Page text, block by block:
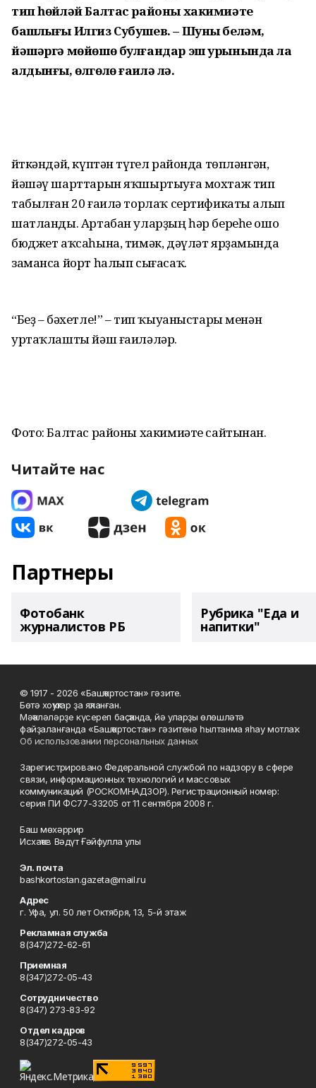
тип һөйләй Балтас районы хакимиәте
башлығы Илгиз Субушев. – Шуны беләм,
йәшәргә мөйөшө булғандар эш урынында ла
алдынғы, өлгөлө ғаилә лә.
Әйткәндәй, күптән түгел районда төпләнгән,
йәшәү шарттарын яҡшыртыуға мохтаж тип
табылған 20 ғаилә торлаҡ сертификаты алып
шатланды. Артабан уларҙың һәр береһе ошо
бюджет аҡсаһына, тимәк, дәүләт ярҙамында
заманса йорт һалып сығасаҡ.
“Беҙ – бәхетле!” – тип ҡыуаныстары менән
уртаҡлашты йәш ғаиләләр.
Фото: Балтас районы хакимиәте сайтынан.
Читайте нас
Партнеры
Фотобанк
журналистов РБ
Рубрика "Еда и
напитки"
© 1917 - 2026 «Башҡортостан» гәзите.
Бөтә хоҡуҡтар ҙа яҡланған.
Мәҡәләләрҙе күсереп баҫҡанда, йә уларҙы өлөшләтә
файҙаланғанда «Башҡортостан» гәзитенә һылтанма яһау мотлаҡ.
Об использовании персональных данных
Зарегистрировано Федеральной службой по надзору в сфере
связи, информационных технологий и массовых
коммуникаций (РОСКОМНАДЗОР). Регистрационный номер:
серия ПИ ФС77-33205 от 11 сентября 2008 г.
Баш мөхәррир
Исхаҡов Вәдүт Ғәйфулла улы
Эл. почта
bashkortostan.gazeta@mail.ru
Адрес
г. Уфа, ул. 50 лет Октября, 13, 5-й этаж
Рекламная служба
8(347)272-62-61
Приемная
8(347)272-05-43
Сотрудничество
8(347) 273-83-92
Отдел кадров
8(347)272-05-43